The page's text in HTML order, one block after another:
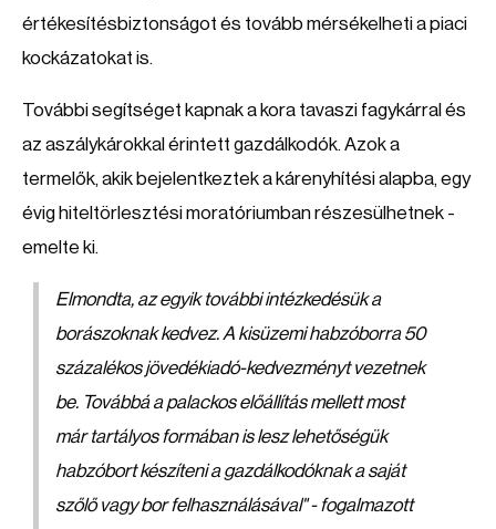
értékesítésbiztonságot és tovább mérsékelheti a piaci
kockázatokat is.
További segítséget kapnak a kora tavaszi fagykárral és
az aszálykárokkal érintett gazdálkodók. Azok a
termelők, akik bejelentkeztek a kárenyhítési alapba, egy
évig hiteltörlesztési moratóriumban részesülhetnek -
emelte ki.
Elmondta, az egyik további intézkedésük a
borászoknak kedvez. A kisüzemi habzóborra 50
százalékos jövedékiadó-kedvezményt vezetnek
be. Továbbá a palackos előállítás mellett most
már tartályos formában is lesz lehetőségük
habzóbort készíteni a gazdálkodóknak a saját
szőlő vagy bor felhasználásával" - fogalmazott